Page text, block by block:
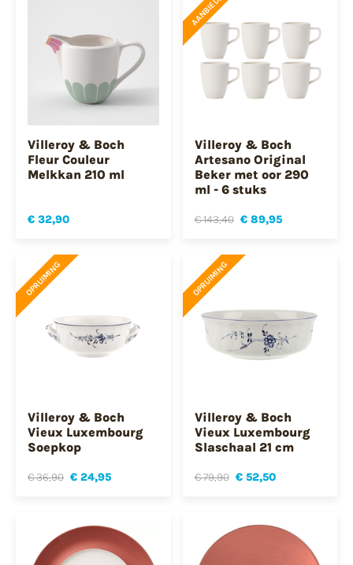
Villeroy & Boch
Fleur Couleur
Melkkan 210 ml
€ 32,90
Villeroy & Boch
Artesano Original
Beker met oor 290
ml - 6 stuks
€ 143,40 € 89,95
OPRUIMING
Villeroy & Boch
Vieux Luxembourg
Soepkop
€ 36,90 € 24,95
OPRUIMING
Villeroy & Boch
Vieux Luxembourg
Slaschaal 21 cm
€ 79,90 € 52,50